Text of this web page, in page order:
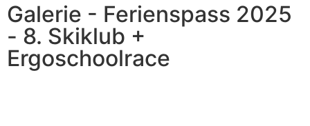
Galerie - Ferienspass 2025
- 8. Skiklub +
Ergoschoolrace